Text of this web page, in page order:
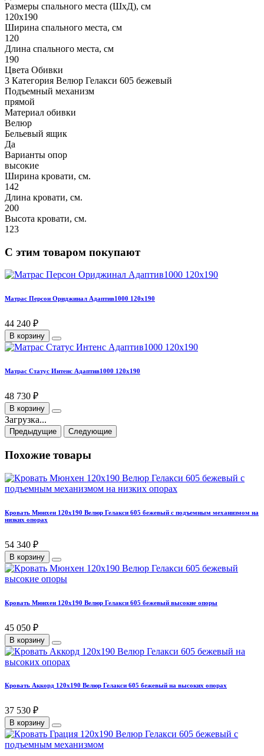
Размеры спального места (ШхД), см
120х190
Ширина спального места, см
120
Длина спального места, см
190
Цвета Обивки
3 Категория Велюр Гелакси 605 бежевый
Подъемный механизм
прямой
Материал обивки
Велюр
Бельевый ящик
Да
Варианты опор
высокие
Ширина кровати, см.
142
Длина кровати, см.
200
Высота кровати, см.
123
С этим товаром покупают
Матрас Персон Ориджинал Адаптив1000 120х190
44 240 ₽
В корзину
Матрас Статус Интенс Адаптив1000 120х190
48 730 ₽
В корзину
Загрузка...
Предыдущие Следующие
Похожие товары
Кровать Мюнхен 120х190 Велюр Гелакси 605 бежевый с подъемным механизмом на
низких опорах
54 340 ₽
В корзину
Кровать Мюнхен 120х190 Велюр Гелакси 605 бежевый высокие опоры
45 050 ₽
В корзину
Кровать Аккорд 120х190 Велюр Гелакси 605 бежевый на высоких опорах
37 530 ₽
В корзину